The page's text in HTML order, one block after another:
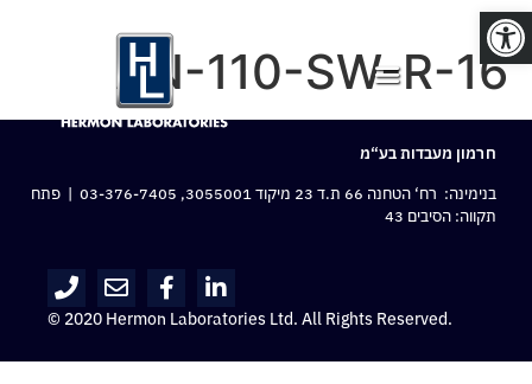
פתח סרגל נגישות
AN-110-SW-R-16
חרמון מעבדות בע“מ
בנימינה: רח‘ הטחנה 66 ת.ד 23 מיקוד 3055001,
03-376-7405 | פתח
תקווה: הסיבים 43
© 2020 Hermon Laboratories Ltd. All Rights Reserved.